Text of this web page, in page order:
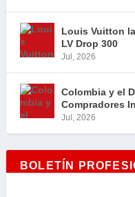
Louis Vuitton
LV Drop 300
Jul, 2026
Colombia y el
Compradores
Jul, 2026
BOLETÍN